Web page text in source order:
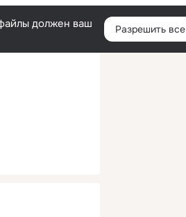
Войти
должен ваш
Разрешить все